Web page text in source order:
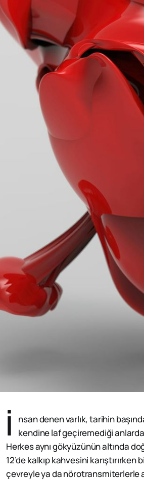
İ
nsan denen varlık, tarihin
kendine laf geçiremediği anlarda
Herkes aynı gökyüzünün altında
12’de kalkıp kahvesini karıştırırken
çevreyle ya da nörotransmiterlerle